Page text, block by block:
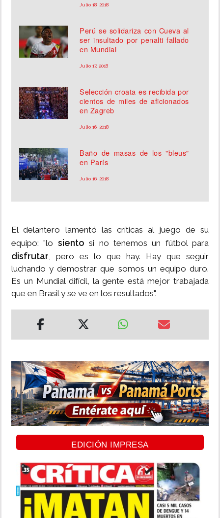
Julio 18, 2018
Perú se solidariza con Cueva al
ser insultado por penalti fallado
en Mundial
Julio 17, 2018
Selección croata es recibida por
cientos de miles de aficionados
en Zagreb
Julio 16, 2018
Baño de masas de los "bleus"
en París
Julio 16, 2018
El delantero lamentó las críticas al juego de su
equipo: "lo siento si no tenemos un fútbol para
disfrutar, pero es lo que hay. Hay que seguir
luchando y demostrar que somos un equipo duro.
Es un Mundial difícil, la gente está mejor trabajada
que en Brasil y se ve en los resultados".
EDICIÓN IMPRESA